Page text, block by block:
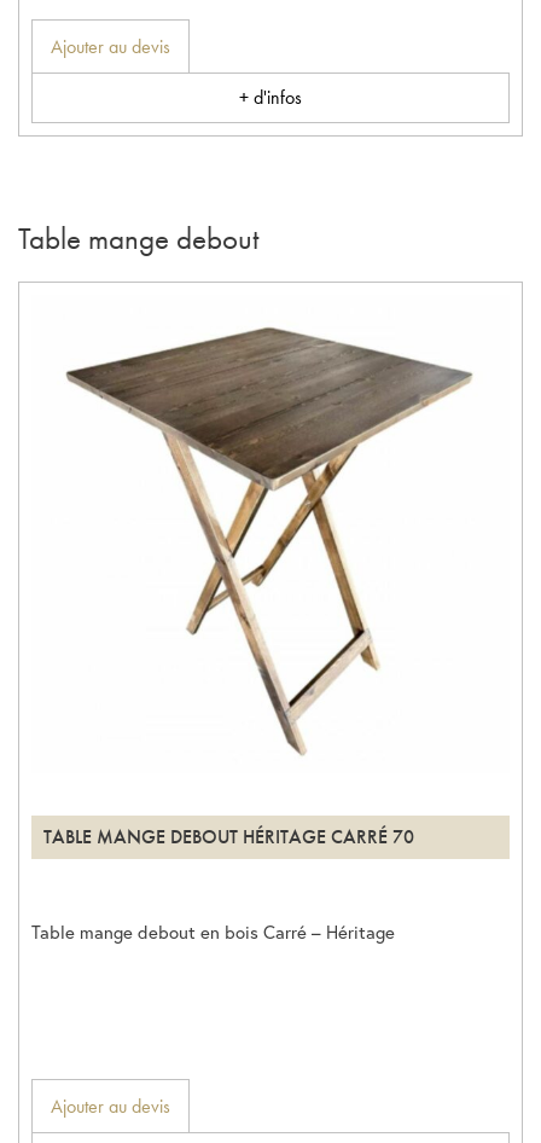
Ajouter au devis
+ d'infos
Table mange debout
TABLE MANGE DEBOUT HÉRITAGE CARRÉ 70
Table mange debout en bois Carré – Héritage
Ajouter au devis